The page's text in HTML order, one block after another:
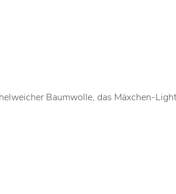
Baumwolle, das Mäxchen-